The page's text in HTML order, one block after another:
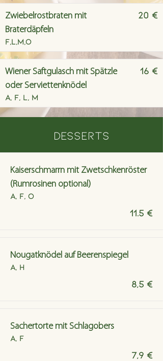
Zwiebelrostbraten mit
Braterdäpfeln
F,L,M,O
20 €
Wiener Saftgulasch mit Spätzle
oder Serviettenknödel
A, F, L, M
16 €
Desserts
Kaiserschmarrn mit Zwetschkenröster
(Rumrosinen optional)
A, F, O
11.5 €
Nougatknödel auf Beerenspiegel
A, H
8,5 €
Sachertorte mit Schlagobers
A, F
7,9 €